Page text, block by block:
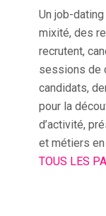
Un job-
mixité, des
recrutent,
sessions de
candidats,
pour la
d’activité,
et métiers en
TOUS LES